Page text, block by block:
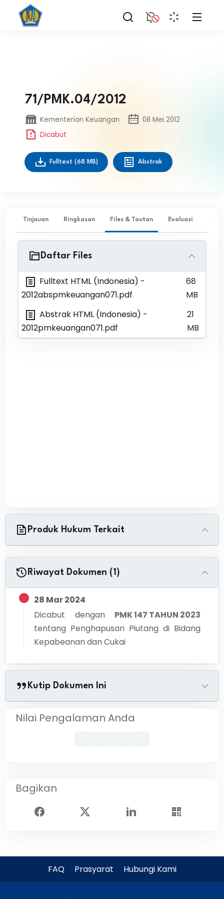
71/PMK.04/2012
Kementerian Keuangan
08 Mei 2012
Dicabut
Fulltext (68 MB) Abstrak
Tinjauan Ringkasan Files & Tautan Evaluasi ✨
Daftar Files
Fulltext HTML (Indonesia) -
2012abspmkeuangan071.pdf
68
MB
Abstrak HTML (Indonesia) -
2012pmkeuangan071.pdf
21
MB
Produk Hukum Terkait
Riwayat Dokumen (1)
28 Mar 2024
Dicabut dengan
PMK 147 TAHUN 2023
tentang Penghapusan Piutang di Bidang
Kepabeanan dan Cukai
Kutip Dokumen Ini
Nilai Pengalaman Anda
Bagikan
FAQ Prasyarat Hubungi Kami